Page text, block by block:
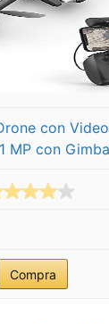
con
MP con
Compra